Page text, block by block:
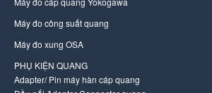
Máy đo công suất quang
Máy đo xung OSA
PHỤ KIỆN QUANG
Adapter/ Pin máy hàn cáp quang